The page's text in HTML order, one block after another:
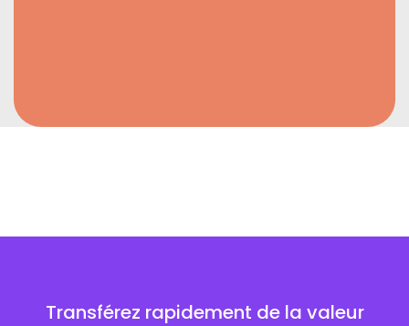
Transférez rapidement de la valeur